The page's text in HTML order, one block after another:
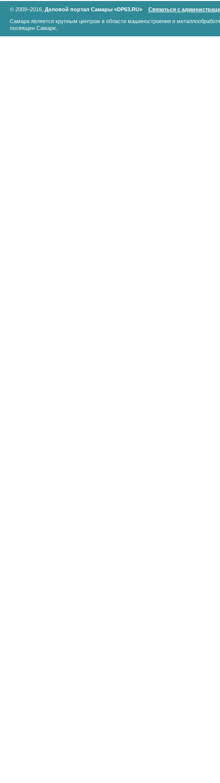
© 2009–2016, Деловой портал Самары «DP63.RU»
Связаться с
Самара является крупным центром в области машиностроения и
посвящен Самаре.